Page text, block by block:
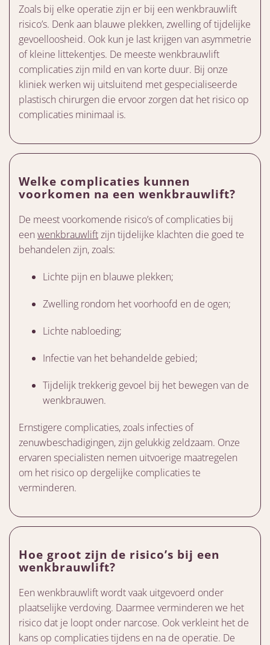
Zoals bij elke operatie zijn er bij een wenkbrauwlift
risico’s. Denk aan blauwe plekken, zwelling of tijdelijke
gevoelloosheid. Ook kun je last krijgen van asymmetrie
of kleine littekentjes. De meeste wenkbrauwlift
complicaties zijn mild en van korte duur. Bij onze
kliniek werken wij uitsluitend met gespecialiseerde
plastisch chirurgen die ervoor zorgen dat het risico op
complicaties minimaal is.
Welke complicaties kunnen
voorkomen na een wenkbrauwlift?
De meest voorkomende risico’s of complicaties bij
een wenkbrauwliftzijn tijdelijke klachten die goed te
behandelen zijn, zoals:
Lichte pijn en blauwe plekken;
Zwelling rondom het voorhoofd en de ogen;
Lichte nabloeding;
Infectie van het behandelde gebied;
Tijdelijk trekkerig gevoel bij het bewegen van de
wenkbrauwen.
Ernstigere complicaties, zoals infecties of
zenuwbeschadigingen, zijn gelukkig zeldzaam. Onze
ervaren specialisten nemen uitvoerige maatregelen
om het risico op dergelijke complicaties te
verminderen.
Hoe groot zijn de risico’s bij een
wenkbrauwlift?
Een wenkbrauwlift wordt vaak uitgevoerd onder
plaatselijke verdoving. Daarmee verminderen we het
risico dat je loopt onder narcose. Ook verkleint het de
kans op complicaties tijdens en na de operatie. De